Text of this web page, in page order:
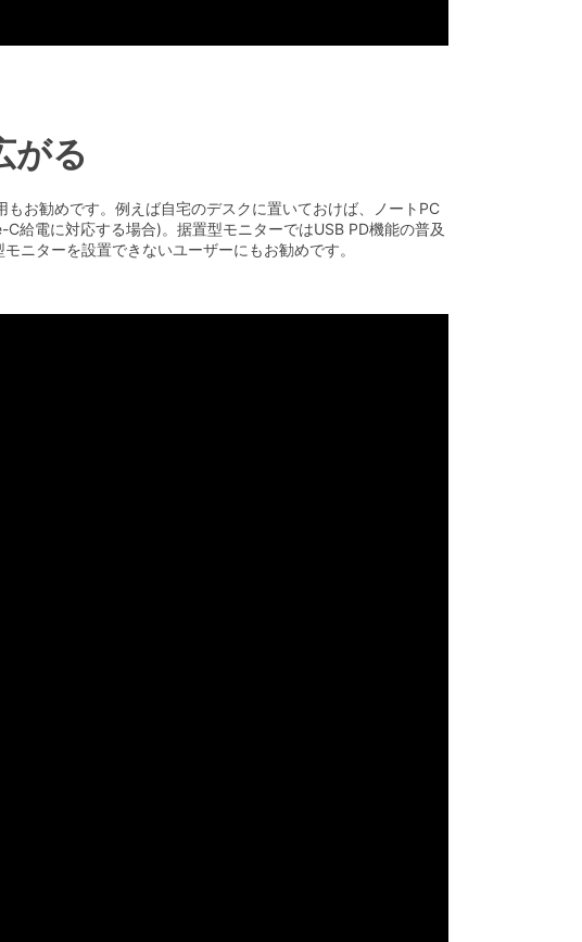
がる
お勧めです。例えば自宅のデスクに置いておけば、ノートPC
給電に対応する場合)。据置型モニターではUSB PD機能の普及
ニターを設置できないユーザーにもお勧めです。